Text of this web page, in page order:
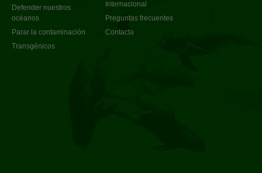
Defender nuestros
océanos
Parar la contaminación
Transgénicos
Internacional
Preguntas frecuentes
Contacta